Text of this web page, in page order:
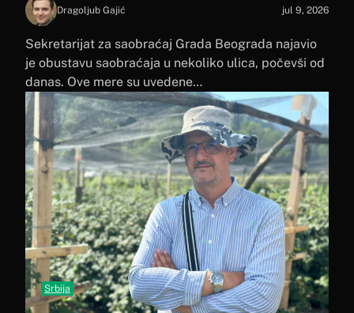
Dragoljub Gajić jul 9, 2026
Sekretarijat za saobraćaj Grada Beograda najavio
je obustavu saobraćaja u nekoliko ulica, počevši od
danas. Ove mere su uvedene…
Srbija